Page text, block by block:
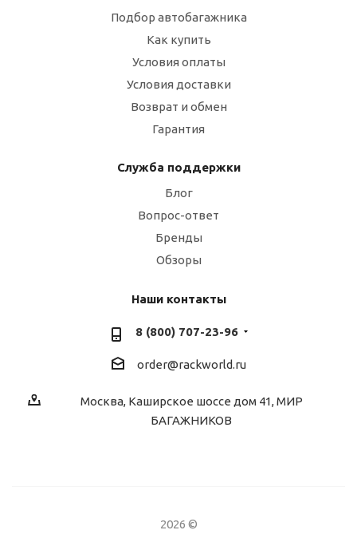
Подбор автобагажника
Как купить
Условия оплаты
Условия доставки
Возврат и обмен
Гарантия
Служба поддержки
Блог
Вопрос-ответ
Бренды
Обзоры
Наши контакты
8 (800) 707-23-96
order@rackworld.ru
Москва, Каширское шоссе дом 41, МИР
БАГАЖНИКОВ
2026 ©